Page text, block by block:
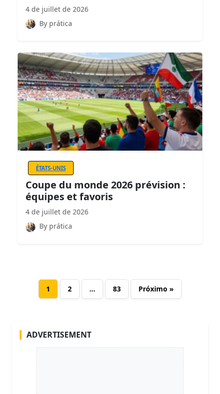
4 de juillet de 2026
By prática
ÉTATS-UNIS
Coupe du monde 2026 prévision :
équipes et favoris
4 de juillet de 2026
By prática
1 2 … 83 Próximo »
ADVERTISEMENT